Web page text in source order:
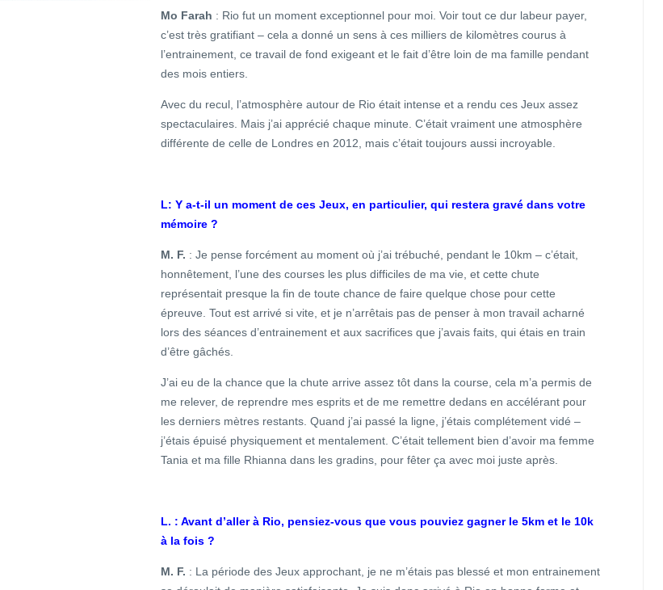
Mo Farah : Rio fut un moment exceptionnel pour moi. Voir tout ce dur labeur payer,
c’est très gratifiant – cela a donné un sens à ces milliers de kilomètres courus à
l’entrainement, ce travail de fond exigeant et le fait d’être loin de ma famille pendant
des mois entiers.
Avec du recul, l’atmosphère autour de Rio était intense et a rendu ces Jeux assez
spectaculaires. Mais j’ai apprécié chaque minute. C’était vraiment une atmosphère
différente de celle de Londres en 2012, mais c’était toujours aussi incroyable.
L: Y a-t-il un moment de ces Jeux, en particulier, qui restera gravé dans votre
mémoire ?
M. F. : Je pense forcément au moment où j’ai trébuché, pendant le 10km – c’était,
honnêtement, l’une des courses les plus difficiles de ma vie, et cette chute
représentait presque la fin de toute chance de faire quelque chose pour cette
épreuve. Tout est arrivé si vite, et je n’arrêtais pas de penser à mon travail acharné
lors des séances d’entrainement et aux sacrifices que j’avais faits, qui étais en train
d’être gâchés.
J’ai eu de la chance que la chute arrive assez tôt dans la course, cela m’a permis de
me relever, de reprendre mes esprits et de me remettre dedans en accélérant pour
les derniers mètres restants. Quand j’ai passé la ligne, j’étais complétement vidé –
j’étais épuisé physiquement et mentalement. C’était tellement bien d’avoir ma femme
Tania et ma fille Rhianna dans les gradins, pour fêter ça avec moi juste après.
L. : Avant d’aller à Rio, pensiez-vous que vous pouviez gagner le 5km et le 10k
à la fois ?
M. F. : La période des Jeux approchant, je ne m’étais pas blessé et mon entrainement